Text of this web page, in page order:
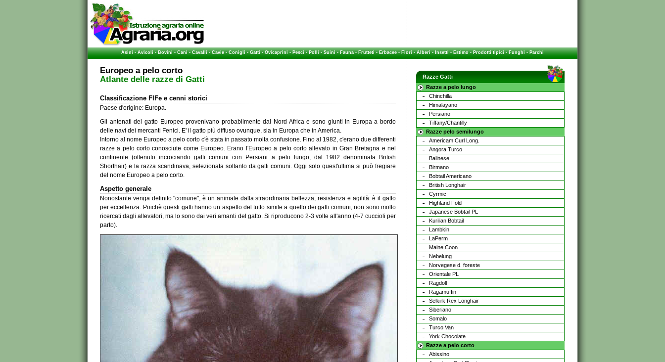
Asini-Avicoli-Bovini-Cani-Cavalli-Cavie-Conigli-Gatti-Ovicaprini-Pesci-Polli-Suini-Fauna-Frutteti-Erbacee-Fiori-Alberi-Insetti-Estimo-Prodotti tipici-Funghi-Parchi
Europeo a pelo corto
Atlante delle razze di Gatti
Classificazione FIFe e cenni storici
Paese d'origine: Europa.
Gli antenati del gatto Europeo provenivano probabilmente dal Nord Africa e sono giunti in Europa a bordo
delle navi dei mercanti Fenici. E' il gatto più diffuso ovunque, sia in Europa che in America.
Intorno al nome Europeo a pelo corto c'è stata in passato molta confusione. Fino al 1982, c'erano due differenti
razze a pelo corto conosciute come Europeo. Erano l'Europeo a pelo corto allevato in Gran Bretagna e nel
continente (ottenuto incrociando gatti comuni con Persiani a pelo lungo, dal 1982 denominata British
Shorthair) e la razza scandinava, selezionata soltanto da gatti comuni. Oggi solo quest'ultima si può fregiare
del nome Europeo a pelo corto.
Aspetto generale
Nonostante venga definito "comune", è un animale dalla straordinaria bellezza, resistenza e agilità: è il gatto
per eccellenza. Poichè questi gatti hanno un aspetto del tutto simile a quello dei gatti comuni, non sono molto
ricercati dagli allevatori, ma lo sono dai veri amanti del gatto. Si riproducono 2-3 volte all'anno (4-7 cuccioli per
parto).
Razze Gatti
Razze a pelo lungo
Chinchilla
Himalayano
Persiano
Tiffany/Chantilly
Razze pelo semilungo
Americam Curl Long.
Angora Turco
Balinese
Birmano
Bobtail Americano
British Longhair
Cyrmic
Highland Fold
Japanese Bobtail PL
Kurilian Bobtail
Lambkin
LaPerm
Maine Coon
Nebelung
Norvegese d. foreste
Orientale PL
Ragdoll
Ragamuffin
Selkirk Rex Longhair
Siberiano
Somalo
Turco Van
York Chocolate
Razze a pelo corto
Abissino